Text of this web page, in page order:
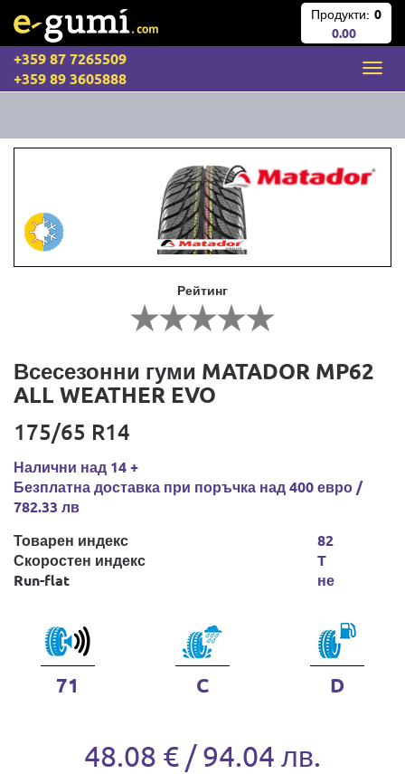
Продукти: 0
0.00
+359 87 7265509
+359 89 3605888
Рейтинг
Всесезонни гуми MATADOR MP62
ALL WEATHER EVO
175/65 R14
Налични над 14 +
Безплатна доставка при поръчка над 400 евро /
782.33 лв
Товарен индекс
Скоростен индекс
Run-flat
82
T
не
71 C D
48.08 € / 94.04 лв.